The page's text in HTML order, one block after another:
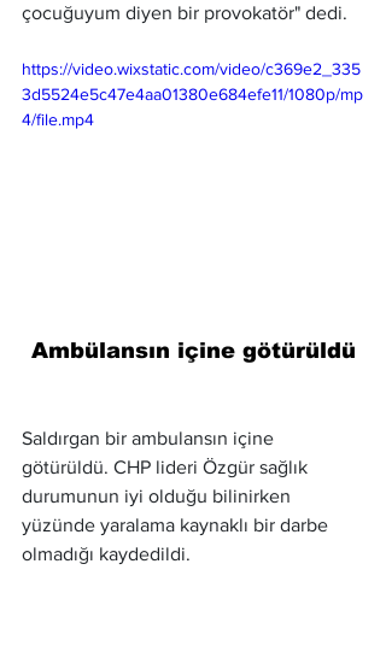
çocuğuyum diyen bir provokatör" dedi.
https://video.wixstatic.com/video/c369e2_335
3d5524e5c47e4aa01380e684efe11/1080p/mp
4/file.mp4
Ambülansın içine götürüldü
Saldırgan bir ambulansın içine
götürüldü. CHP lideri Özgür sağlık
durumunun iyi olduğu bilinirken
yüzünde yaralama kaynaklı bir darbe
olmadığı kaydedildi.